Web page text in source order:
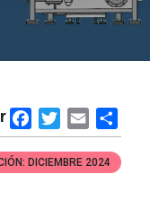
FacebookTwitterEmail
DICIEMBRE 2024